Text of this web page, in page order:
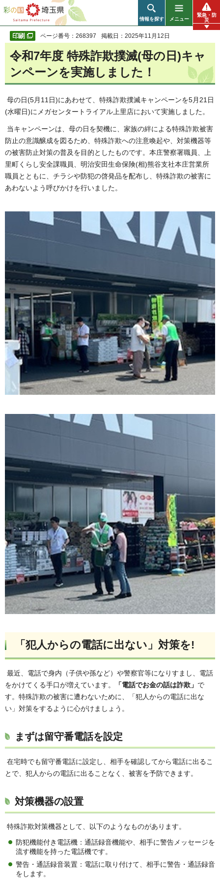
彩の国 埼玉県
情報を探す メニュー
緊急・防
災
ページ番号：268397 掲載日：2025年11月12日
令和7年度 特殊詐欺撲滅(母の日)キャ
ンペーンを実施しました！
母の日(5月11日)にあわせて、特殊詐欺撲滅キャンペーンを5月21日
(水曜日)にメガセンタートライアル上里店において実施しました。
当キャンペーンは、母の日を契機に、家族の絆による特殊詐欺被害
防止の意識醸成を図るため、特殊詐欺への注意喚起や、対策機器等
の被害防止対策の普及を目的としたものです。本庄警察署職員、上
里町くらし安全課職員、明治安田生命保険(相)熊谷支社本庄営業所
職員とともに、チラシや防犯の啓発品を配布し、特殊詐欺の被害に
あわないよう呼びかけを行いました。
「犯人からの電話に出ない」対策を!
最近、電話で身内（子供や孫など）や警察官等になりすまし、電話
をかけてくる手口が増えています。
「電話でお金の話は詐欺」 で
す。特殊詐欺の被害に遭わないために、「犯人からの電話に出な
い」対策をするように心がけましょう。
まずは留守番電話を設定
在宅時でも留守番電話に設定し、相手を確認してから電話に出るこ
とで、犯人からの電話に出ることなく、被害を予防できます。
対策機器の設置
特殊詐欺対策機器として、以下のようなものがあります。
防犯機能付き電話機：通話録音機能や、相手に警告メッセージを
流す機能を持った電話機です。
警告・通話録音装置：電話に取り付けて、相手に警告・通話録音
をします。